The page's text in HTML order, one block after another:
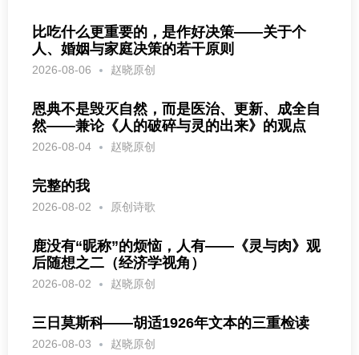
比吃什么更重要的，是作好决策——关于个
人、婚姻与家庭决策的若干原则
2026-08-06 赵晓原创
恩典不是毁灭自然，而是医治、更新、成全自
然——兼论《人的破碎与灵的出来》的观点
2026-08-04 赵晓原创
完整的我
2026-08-02 原创诗歌
鹿没有“昵称”的烦恼，人有——《灵与肉》观
后随想之二（经济学视角）
2026-08-02 赵晓原创
三日莫斯科——胡适1926年文本的三重检读
2026-08-03 赵晓原创